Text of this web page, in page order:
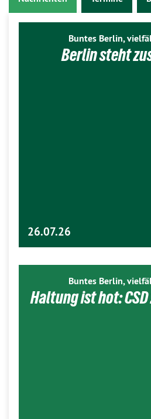
Buntes Berlin,
Berlin steht
26.07.26
Buntes Berlin,
Haltung ist hot: